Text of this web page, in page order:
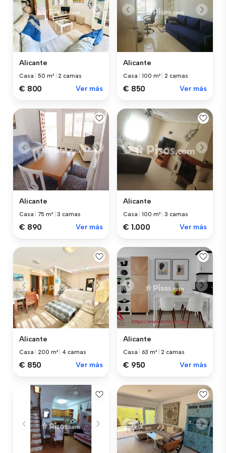
Alicante
Casa |50 m² |2 camas
€ 800 Ver más
Alicante
Casa |100 m² |2 camas
€ 850 Ver más
Alicante
Casa |75 m² |3 camas
€ 890 Ver más
Alicante
Casa |100 m² |3 camas
€ 1.000 Ver más
Alicante
Casa |200 m² 4 camas
€ 850 Ver más
Alicante
Casa 63 m² |2 camas
€ 950 Ver más